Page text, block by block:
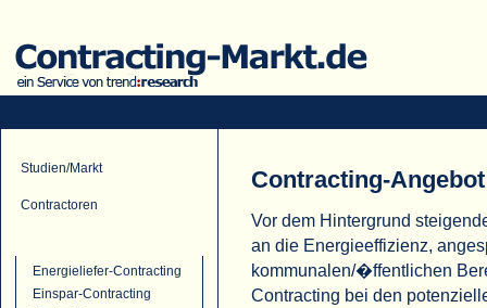
Studien/Markt
Contractoren
Energieliefer-Contracting
Einspar-Contracting
Contracting-Angebot
Vor dem Hintergrund
an die Energieeffizienz,
kommunalen/�ffentlichen
Contracting bei den